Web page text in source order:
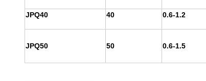
JPQ40 40 0.6-1.2
JPQ50 50 0.6-1.5